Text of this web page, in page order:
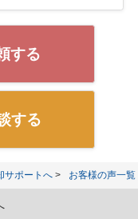
する
する
サポートへ お客様の声一覧